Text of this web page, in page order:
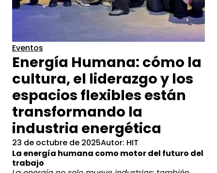
Eventos
Energía Humana: cómo la
cultura, el liderazgo y los
espacios flexibles están
transformando la
industria energética
23 de octubre de 2025Autor: HIT
La energía humana como motor del futuro del
trabajo